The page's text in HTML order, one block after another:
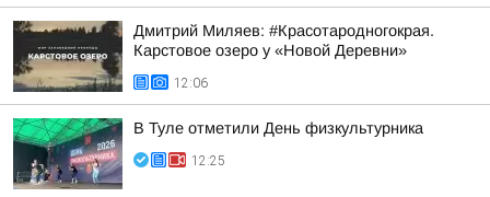
Дмитрий Миляев: #Красотародногокрая.
Карстовое озеро у «Новой Деревни»
12:06
В Туле отметили День физкультурника
12:25